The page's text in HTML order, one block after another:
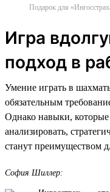
Подарок для
Игра
подход в
Умение играть в
обязательным
Однако навыки,
анализировать,
станут преимуществом
София Шиллер: